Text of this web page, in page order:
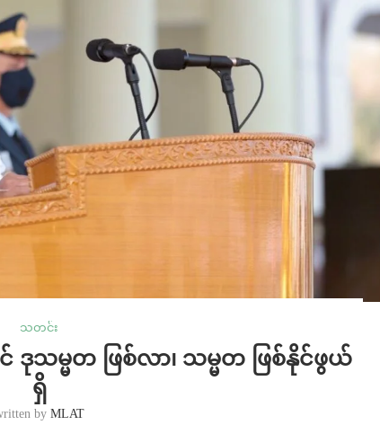
သတင်း
ဒုသမ္မတ ဖြစ်လာ၊ သမ္မတ ဖြစ်နိုင်ဖွယ်
ရှိ
by MLAT